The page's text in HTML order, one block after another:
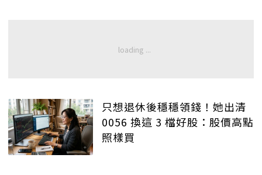
只想退休後穩穩領錢！她出清
0056 換這 3 檔好股：股價高點
照樣買